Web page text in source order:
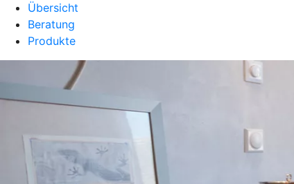
Übersicht
Beratung
Produkte